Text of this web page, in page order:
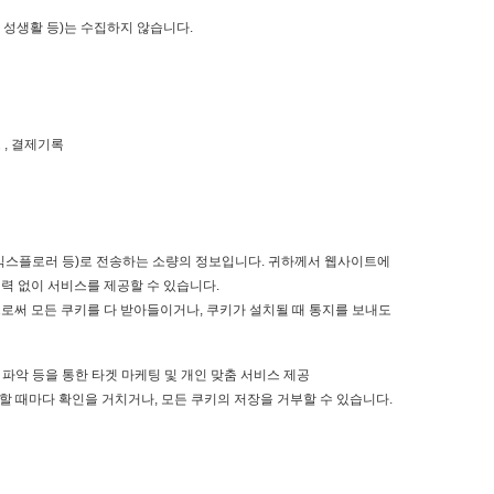
생활 등)는 수집하지 않습니다.
, 결제기록
플로러 등)로 전송하는 소량의 정보입니다. 귀하께서 웹사이트에
없이 서비스를 제공할 수 있습니다.
써 모든 쿠키를 다 받아들이거나, 쿠키가 설치될 때 통지를 보내도
악 등을 통한 타겟 마케팅 및 개인 맞춤 서비스 제공
때마다 확인을 거치거나, 모든 쿠키의 저장을 거부할 수 있습니다.